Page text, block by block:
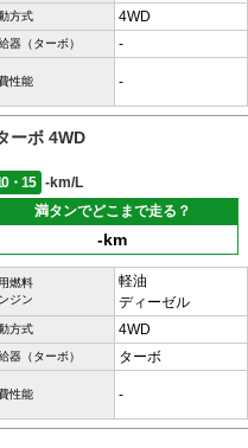
方式 4WD
器（ターボ） -
性能 -
ーボ 4WD
・15
-km/L
満タンでどこまで走る？
-km
燃料
ジン
軽油
ディーゼル
方式 4WD
器（ターボ） ターボ
性能 -